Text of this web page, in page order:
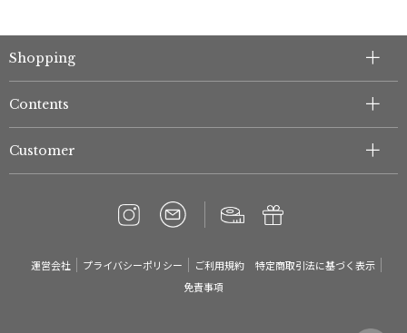
Shopping
Contents
Customer
運営会社 プライバシーポリシー ご利用規約
特定商取引法に基づく表示
免責事項